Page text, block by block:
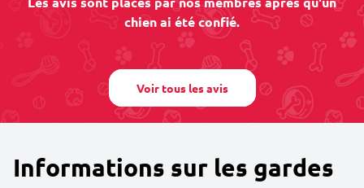
chien ai été confié.
Voir tous les avis
Informations sur les gardes